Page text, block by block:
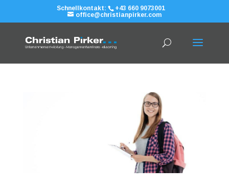
Schnellkontakt:
+43 660 9073001
office@christianpirker.com